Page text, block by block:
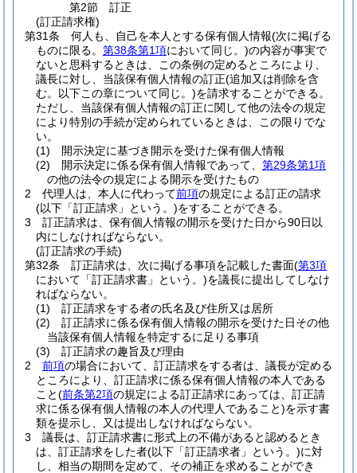
第2節
訂正
(訂正請求権)
第31条
何人も、自己を本人とする保有個人情報(次に掲げる
ものに限る。 第38条第1項において同じ。)の内容が事実で
ないと思科するときは、この条例の定めるところにより、
議長に対し、当該保有個人情報の訂正(追加又は削除を含
む。以下この章について同じ。)を請求することができる。
ただし、当該保有個人情報の訂正に関して他の法令の規定
により特別の手続が定められているときは、この限りでな
い。
(1)
開示決定に基づき開示を受けた保有個人情報
(2)
開示決定に係る保有個人情報であって、 第29条第1項
の他の法令の規定による開示を受けたもの
2
代理人は、本人に代わって前項の規定による訂正の請求
(以下「訂正請求」という。)をすることができる。
3
訂正請求は、保有個人情報の開示を受けた日から90日以
内にしなければならない。
(訂正請求の手続)
第32条
訂正請求は、次に掲げる事項を記載した書面(第3項
において「訂正請求書」という。)を議長に提出してしなけ
ればならない。
(1)
訂正請求をする者の氏名及び住所又は居所
(2)
訂正請求に係る保有個人情報の開示を受けた日その他
当該保有個人情報を特定するに足りる事項
(3)
訂正請求の趣旨及び理由
2
前項の場合において、訂正請求をする者は、議長が定める
ところにより、訂正請求に係る保有個人情報の本人である
こと(前条第2項の規定による訂正請求にあっては、訂正請
求に係る保有個人情報の本人の代理人であること)を示す書
類を提示し、又は提出しなければならない。
3
議長は、訂正請求書に形式上の不備があると認めるとき
は、訂正請求をした者(以下「訂正請求者」という。)に対
し、相当の期間を定めて、その補正を求めることができ